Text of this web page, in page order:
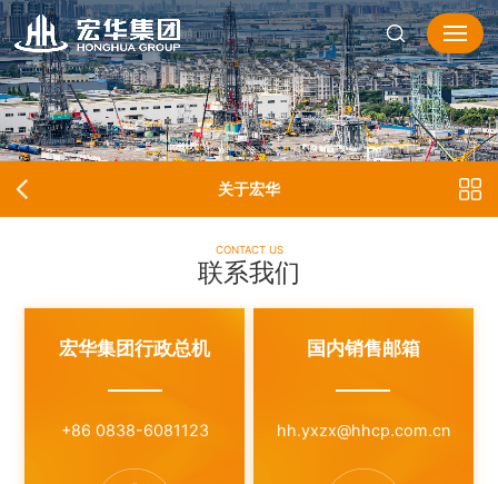
关于宏华
CONTACT US
联系我们
宏华集团行政总机
+86 0838-6081123
国内销售邮箱
hh.yxzx@hhcp.com.cn